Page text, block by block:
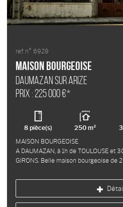
ref. n° 6929
Maison bourgeoise
DAUMAZAN SUR ARIZE
Prix : 225 000 €*
8 pièce(s) 250 m²
MAISON BOURGEOISE
A DAUMAZAN, à 1h de TOULOUSE et
GIRONS. Belle maison bourgeoise de